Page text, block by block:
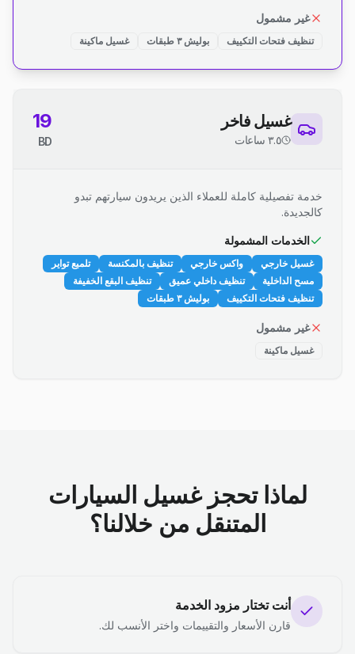
غير مشمول
تنظيف فتحات التكييف بوليش ٣ طبقات غسيل ماكينة
غسيل فاخر
٣.٥ ساعات
19
BD
خدمة تفصيلية كاملة للعملاء الذين يريدون سيارتهم تبدو
كالجديدة.
الخدمات المشمولة
غسيل خارجي واكس خارجي تنظيف بالمكنسة
تلميع تواير
مسح الداخلية
تنظيف داخلي عميق
تنظيف البقع الخفيفة
تنظيف فتحات التكييف
بوليش ٣ طبقات
غير مشمول
غسيل ماكينة
لماذا تحجز غسيل السيارات
المتنقل من خلالنا؟
أنت تختار مزود الخدمة
قارن الأسعار والتقييمات واختر الأنسب لك.